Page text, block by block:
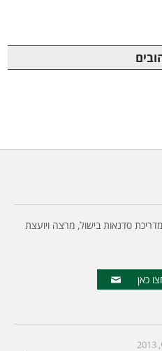
סדנאות בישול, מרצה ויועצת
כאן